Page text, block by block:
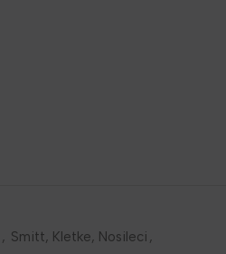
, Smitt, Kletke, Nosileci ,